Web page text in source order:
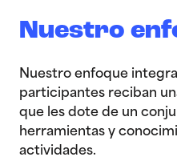
Nuestro
Nuestro enfoque
participantes reciban
que les dote de un
herramientas y
actividades.